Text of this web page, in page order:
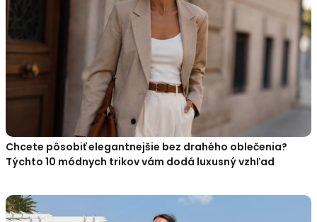
Chcete pôsobiť elegantnejšie bez drahého oblečenia?
Týchto 10 módnych trikov vám dodá luxusný vzhľad